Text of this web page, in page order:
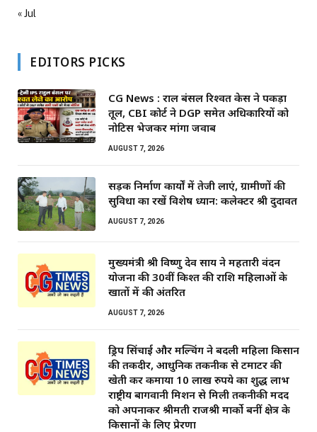
« Jul
EDITORS PICKS
CG News : राहुल बंसल रिश्वत केस ने पकड़ा
तूल, CBI कोर्ट ने DGP समेत अधिकारियों को
नोटिस भेजकर मांगा जवाब
AUGUST 7, 2026
सड़क निर्माण कार्यों में तेजी लाएं, ग्रामीणों की
सुविधा का रखें विशेष ध्यान: कलेक्टर श्री दुदावत
AUGUST 7, 2026
मुख्यमंत्री श्री विष्णु देव साय ने महतारी वंदन
योजना की 30वीं किश्त की राशि महिलाओं के
खातों में की अंतरित
AUGUST 7, 2026
ड्रिप सिंचाई और मल्चिंग ने बदली महिला किसान
की तकदीर, आधुनिक तकनीक से टमाटर की
खेती कर कमाया 10 लाख रुपये का शुद्ध लाभ
राष्ट्रीय बागवानी मिशन से मिली तकनीकी मदद
को अपनाकर श्रीमती राजश्री मार्को बनीं क्षेत्र के
किसानों के लिए प्रेरणा